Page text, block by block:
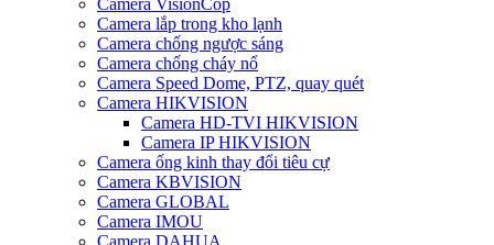
Camera lắp trong kho lạnh
Camera chống ngược sáng
Camera chống cháy nổ
Camera Speed Dome, PTZ, quay quét
Camera HIKVISION
Camera HD-TVI HIKVISION
Camera IP HIKVISION
Camera ống kinh thay đổi tiêu cự
Camera KBVISION
Camera GLOBAL
Camera IMOU
Camera DAHUA